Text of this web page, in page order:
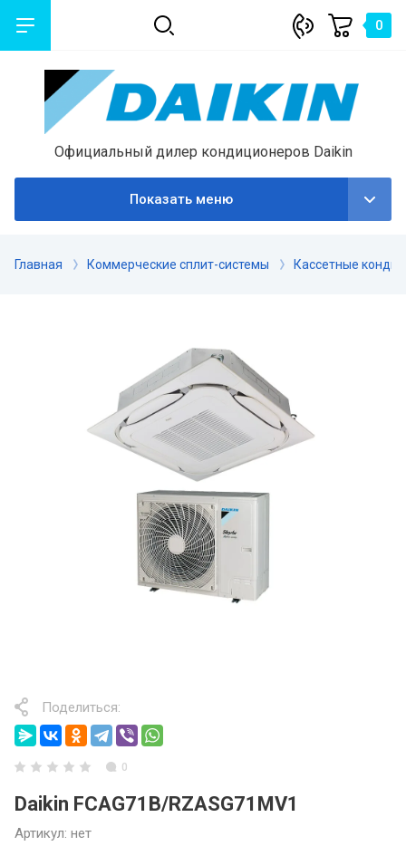
0
Официальный дилер кондиционеров Daikin
Показать меню
Главная Коммерческие сплит-системы Кассетные
Поделиться:
0
Daikin FCAG71B/RZASG71MV1
Артикул: нет